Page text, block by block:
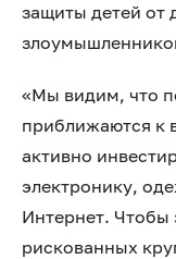
защиты детей от
«Мы видим, что
приближаются к
активно
электронику,
Интернет. Чтобы
рискованных